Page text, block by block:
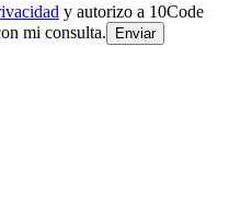
y autorizo a 10Code
mi consulta.
Enviar